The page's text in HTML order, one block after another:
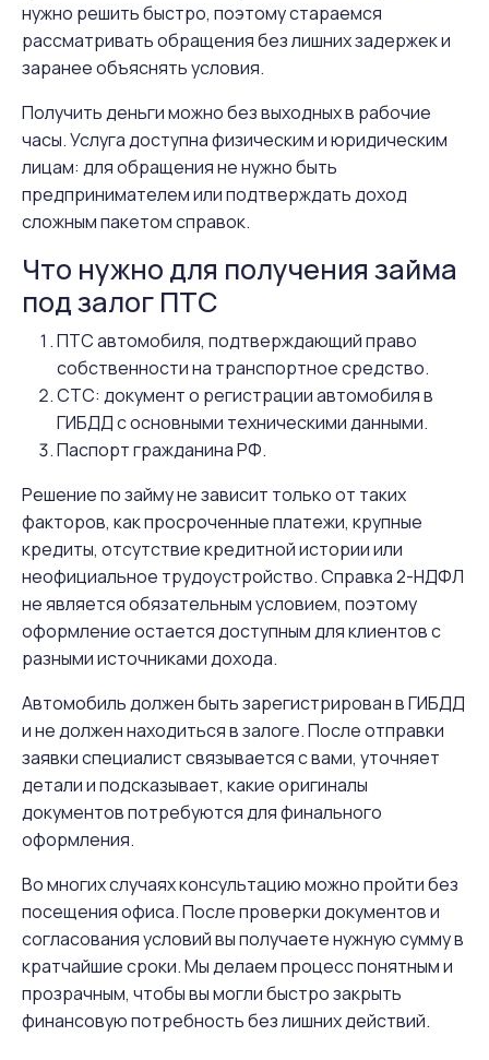
нужно решить быстро, поэтому стараемся
рассматривать обращения без лишних задержек и
заранее объяснять условия.
Получить деньги можно без выходных в рабочие
часы. Услуга доступна физическим и юридическим
лицам: для обращения не нужно быть
предпринимателем или подтверждать доход
сложным пакетом справок.
Что нужно для получения займа
под залог ПТС
ПТС автомобиля, подтверждающий право
собственности на транспортное средство.
СТС: документ о регистрации автомобиля в
ГИБДД с основными техническими данными.
Паспорт гражданина РФ.
Решение по займу не зависит только от таких
факторов, как просроченные платежи, крупные
кредиты, отсутствие кредитной истории или
неофициальное трудоустройство. Справка 2-НДФЛ
не является обязательным условием, поэтому
оформление остается доступным для клиентов с
разными источниками дохода.
Автомобиль должен быть зарегистрирован в ГИБДД
и не должен находиться в залоге. После отправки
заявки специалист связывается с вами, уточняет
детали и подсказывает, какие оригиналы
документов потребуются для финального
оформления.
Во многих случаях консультацию можно пройти без
посещения офиса. После проверки документов и
согласования условий вы получаете нужную сумму в
кратчайшие сроки. Мы делаем процесс понятным и
прозрачным, чтобы вы могли быстро закрыть
финансовую потребность без лишних действий.